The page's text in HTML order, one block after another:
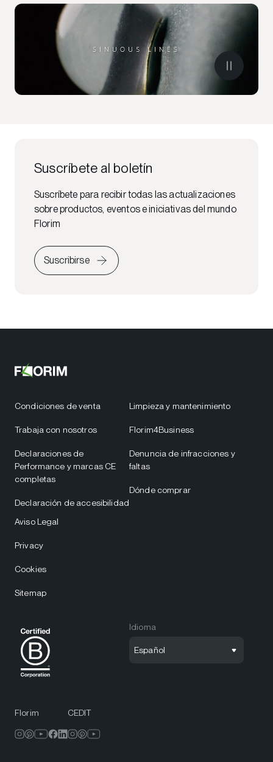
Suscríbete al boletín
Suscríbete para recibir todas las actualizaciones
sobre productos, eventos e iniciativas del mundo
Florim
Suscribirse
Condiciones de venta
Trabaja con nosotros
Declaraciones de
Performance y marcas CE
completas
Declaración de accesibilidad
Limpieza y mantenimiento
Florim4Business
Denuncia de infracciones y
faltas
Dónde comprar
Aviso Legal
Privacy
Cookies
Sitemap
Idioma
Español
Florim CEDIT